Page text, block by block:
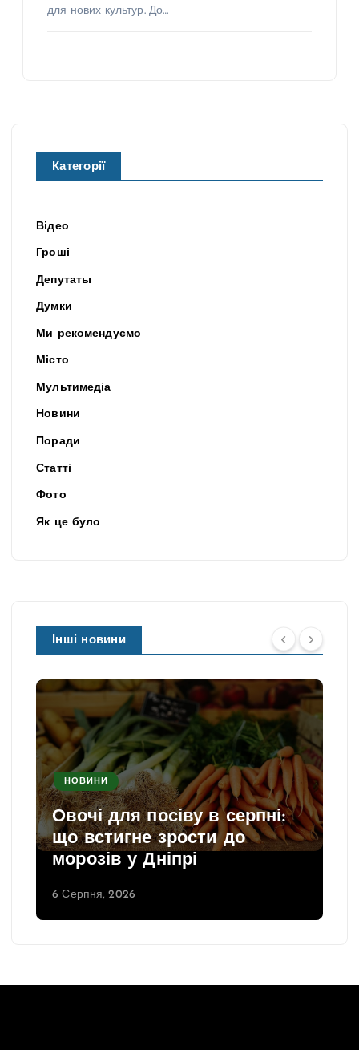
для нових культур. До…
Категорії
Відео
Гроші
Депутаты
Думки
Ми рекомендуємо
Місто
Мультимедіа
Новини
Поради
Статті
Фото
Як це було
Інші новини
НОВИНИ
Овочі для посіву в серпні:
що встигне зрости до
морозів у Дніпрі
6 Серпня, 2026